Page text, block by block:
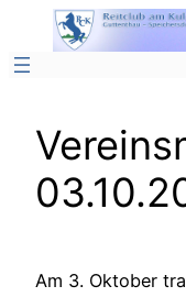
Inhalt
springen
Am 3. Oktober